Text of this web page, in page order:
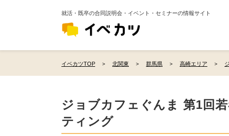
就活・既卒の合同説明会・イベント・セミナーの情報サイト
イベカツTOP 北関東 群馬県 高崎エリア
ジョブカフェぐんま 第1回
ティング